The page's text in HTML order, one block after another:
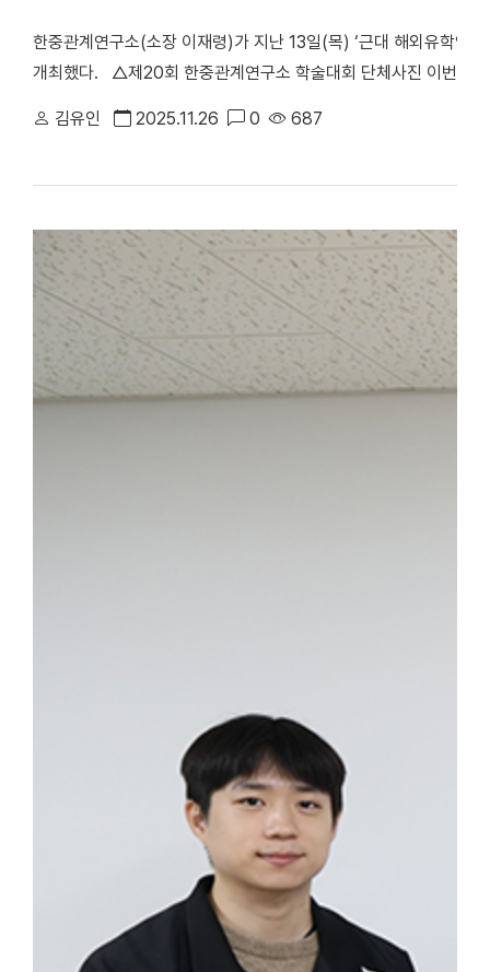
한중관계연구소(소장 이재령)가 지난 13일(목) ‘근대 해외유학인
개최했다. △제20회 한중관계연구소 학술대회 단체사진 이번 학
회진출」을 통해 1880년대부터 시작된 재일 유학생 연구가 300
유학생 관련 사료가 풍부하다고 소개하며 최근 연구가 지성사·문
(단국대)는 「재중 한인 유학생 연구의 현황과 향후 과제」 발표에
도 실명 확인자는 600여 명에 불과하다고 지적하며 이들이 군관
에 기여한 점을 강조했다. 윤종문 박사(서강대)는 「미군정기 미국
가 아직 초기 단계에 머물러 있으며 국비·선교사 지원 등 다양한
의견을 제기했다. 종합토론을 이끈 이재령 소장은 “해외유학생 연
다”며 “국가 차원의 사료 수집과 체계적인 정보망 구축을 통해 유
김유인 2025.11.26 0 687